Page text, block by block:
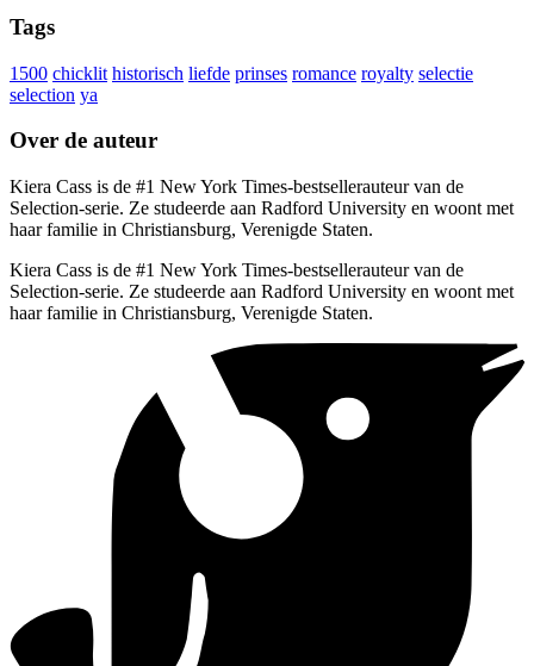
Tags
1500 chicklit historisch liefde prinses romance royalty selectie
selection ya
Over de auteur
Kiera Cass is de #1 New York Times-bestsellerauteur van de
Selection-serie. Ze studeerde aan Radford University en woont met
haar familie in Christiansburg, Verenigde Staten.
Kiera Cass is de #1 New York Times-bestsellerauteur van de
Selection-serie. Ze studeerde aan Radford University en woont met
haar familie in Christiansburg, Verenigde Staten.